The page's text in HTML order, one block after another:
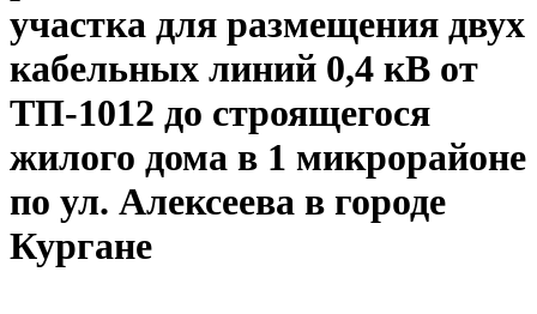
участка для размещения двух
кабельных линий 0,4 кВ от
ТП-1012 до строящегося
жилого дома в 1 микрорайоне
по ул. Алексеева в городе
Кургане